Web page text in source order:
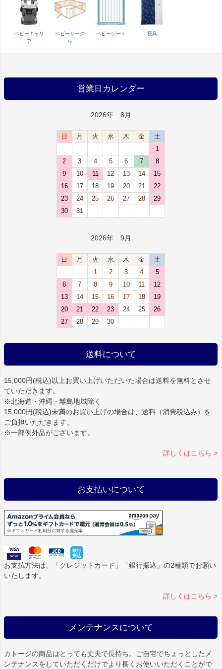
ベビーキャリ
ア
ベビーサーク
ル
ベビーゲート 寝具
営業日カレンダー
2026年 8月
日 月 火 水 木 金
土
1
2
3 4 5 6 7
8
9
10 11 12 13 14
15
16
17 18 19 20 21
22
23
24 25 26 27 28
29
30
31
2026年 9月
日 月 火 水 木 金
土
1
2 3 4
5
6
7 8 9 10 11
12
13
14 15 16 17 18
19
20
21 22 23 24 25
26
27
28 29 30
送料について
15,000円(税込)以上お買い上げいただいた場合は送料を無料とさせ
ていただきます。
※北海道・沖縄・離島地域除く
15,000円(税込)未満のお買い上げの場合は、送料（消費税込み）を
ご負担いただきます。
※一部例外品がございます。
詳しくはこちら >
お支払いについて
お支払方法は、「クレジットカード」「銀行振込」の2種類でお願い
いたします。
詳しくはこちら >
メンテナンスについて
カトージの商品はとっても丈夫で長持ち。ご自宅でちょっとしたメ
ンテナンスをしていただくだけでより長くお使いいただくことがで